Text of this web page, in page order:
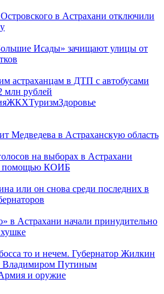
в Астрахани отключили
Исады» зачищают улицы от
астраханцам в ДТП с автобусами
млн рублей
ЖКХТуризмЗдоровье
Медведева в Астраханскую область
на выборах в Астрахани
помощью КОИБ
или он снова среди последних в
в Астрахани начали принудительно
то и нечем. Губернатор Жилкин
Владимиром Путиным
и оружие